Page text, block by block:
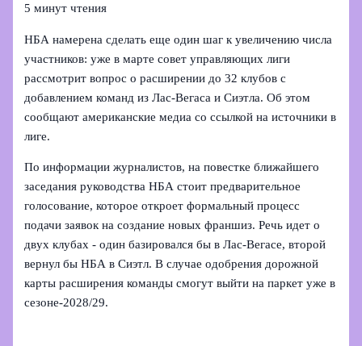
5 минут чтения
НБА намерена сделать еще один шаг к увеличению числа
участников: уже в марте совет управляющих лиги
рассмотрит вопрос о расширении до 32 клубов с
добавлением команд из Лас‑Вегаса и Сиэтла. Об этом
сообщают американские медиа со ссылкой на источники в
лиге.
По информации журналистов, на повестке ближайшего
заседания руководства НБА стоит предварительное
голосование, которое откроет формальный процесс
подачи заявок на создание новых франшиз. Речь идет о
двух клубах - один базировался бы в Лас‑Вегасе, второй
вернул бы НБА в Сиэтл. В случае одобрения дорожной
карты расширения команды смогут выйти на паркет уже в
сезоне‑2028/29.